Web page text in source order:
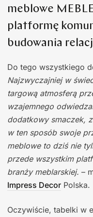
meblowe
platformę
budowania
Do tego wszystkiego
Najzwyczajniej w
targową atmosferą
wzajemnego
dodatkowy smaczek,
w ten sposób swoje
meblowe to dziś nie
przede wszystkim
branży meblarskiej. –
Impress Decor Polska.
Oczywiście, tabelki w